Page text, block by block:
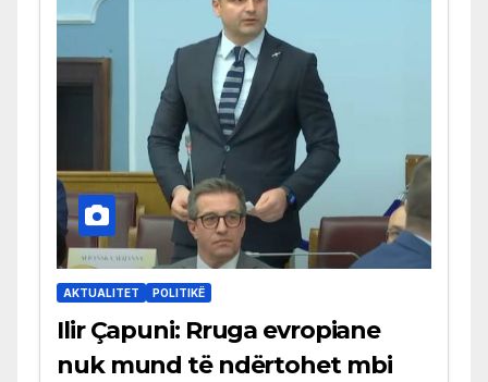
AKTUALITET POLITIKË
Ilir Çapuni: Rruga evropiane
nuk mund të ndërtohet mbi